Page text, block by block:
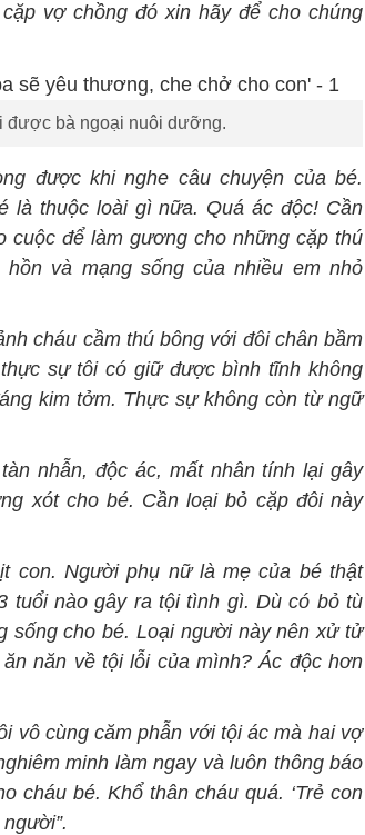
vợ chồng đó xin hãy để cho chúng
được bà ngoại nuôi dưỡng.
được khi nghe câu chuyện của bé.
là thuộc loài gì nữa. Quá ác độc! Cần
cuộc để làm gương cho những cặp thú
và mạng sống của nhiều em nhỏ
cháu cầm thú bông với đôi chân bầm
sự tôi có giữ được bình tĩnh không
kim tởm. Thực sự không còn từ ngữ
nhẫn, độc ác, mất nhân tính lại gây
xót cho bé. Cần loại bỏ cặp đôi này
con. Người phụ nữ là mẹ của bé thật
tuổi nào gây ra tội tình gì. Dù có bỏ tù
sống cho bé. Loại người này nên xử tử
năn về tội lỗi của mình? Ác độc hơn
vô cùng căm phẫn với tội ác mà hai vợ
minh làm ngay và luôn thông báo
cháu bé. Khổ thân cháu quá. ‘Trẻ con